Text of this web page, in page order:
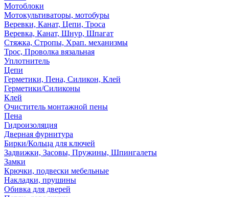
Мотоблоки
Мотокультиваторы, мотобуры
Веревки, Канат, Цепи, Троса
Веревка, Канат, Шнур, Шпагат
Стяжка, Стропы, Храп. механизмы
Трос, Проволка вязальная
Уплотнитель
Цепи
Герметики, Пена, Силикон, Клей
Герметики/Силиконы
Клей
Очиститель монтажной пены
Пена
Гидроизоляция
Дверная фурнитура
Бирки/Кольца для ключей
Задвижки, Засовы, Пружины, Шпингалеты
Замки
Крючки, подвески мебельные
Накладки, прушины
Обивка для дверей